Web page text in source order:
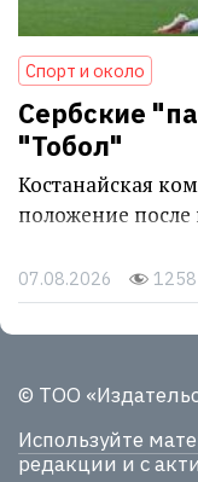
Спорт и около
Сербские
"Тобол"
Костанайская
положение после
07.08.2026 1258
© ТОО
Используйте
редакции и с